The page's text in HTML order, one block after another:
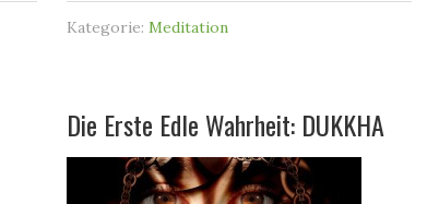
Kategorie: Meditation
Die Erste Edle Wahrheit: DUKKHA